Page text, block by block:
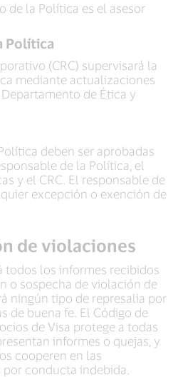
de la Política es el asesor
Política
(CRC) supervisará la
mediante actualizaciones
de Ética y
deben ser aprobadas
de la Política, el
y el CRC. El responsable de
excepción o exención de
de violaciones
todos los informes recibidos
o sospecha de violación de
ningún tipo de represalia por
de buena fe. El Código de
de Visa protege a todas
informes o quejas, y
cooperen en las
conducta indebida.